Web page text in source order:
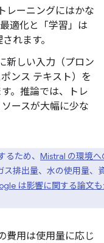
レーニングにはかな
適化と「学習」は
れます。
新しい入力（プロン
ンス テキスト）を
。推論では、トレ
ースが大幅に少な
ため、 Mistral の環境へ
ス排出量、水の使用量、
は影響に関する論文
費用は使用量に応じ